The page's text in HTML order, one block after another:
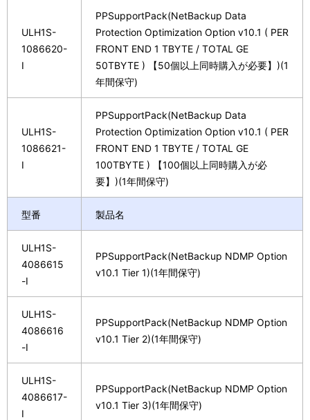
ULH1S-
1086620-
I
PPSupportPack(NetBackup Data
Protection Optimization Option v10.1 ( PER
FRONT END 1 TBYTE / TOTAL GE
50TBYTE ) 【50個以上同時購入が必要】)(1
年間保守)
ULH1S-
1086621-
I
PPSupportPack(NetBackup Data
Protection Optimization Option v10.1 ( PER
FRONT END 1 TBYTE / TOTAL GE
100TBYTE ) 【100個以上同時購入が必
要】)(1年間保守)
型番 製品名
ULH1S-
4086615
-I
PPSupportPack(NetBackup NDMP Option
v10.1 Tier 1)(1年間保守)
ULH1S-
4086616
-I
PPSupportPack(NetBackup NDMP Option
v10.1 Tier 2)(1年間保守)
ULH1S-
4086617-
I
PPSupportPack(NetBackup NDMP Option
v10.1 Tier 3)(1年間保守)